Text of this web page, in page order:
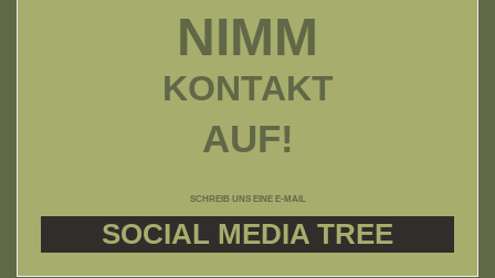
NIMM
KONTAKT
AUF!
SCHREIB UNS EINE E-MAIL
SOCIAL MEDIA TREE